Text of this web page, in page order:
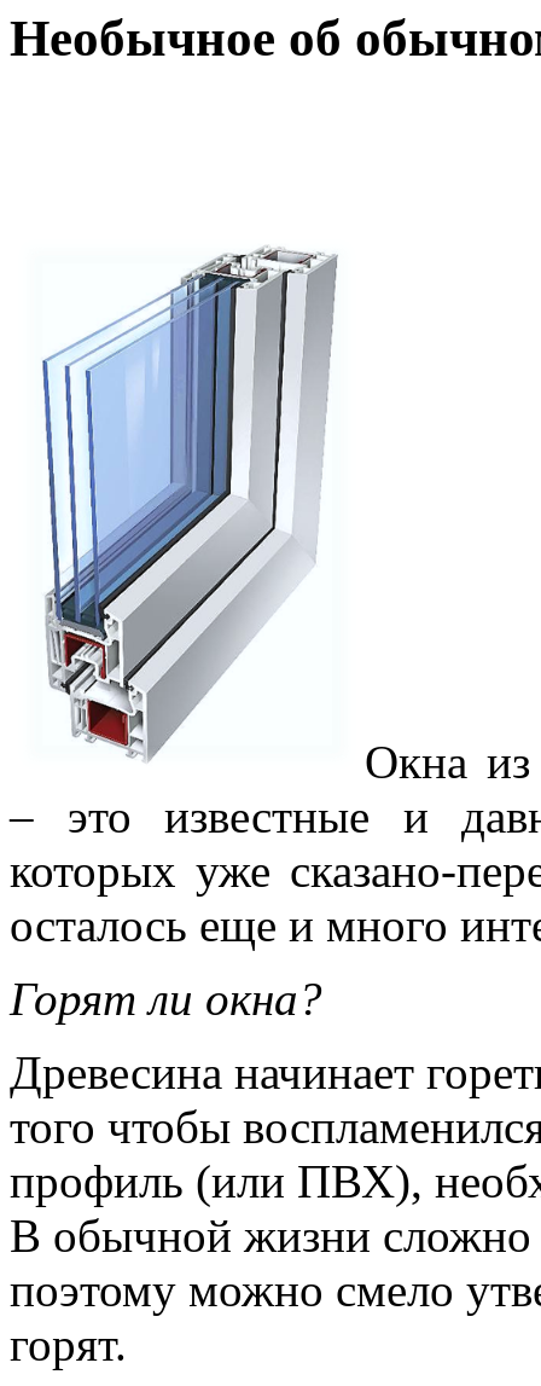
Необычное об
Окна из
– это известные и
которых уже сказано-
осталось еще и много
Горят ли окна?
Древесина начинает
того чтобы
профиль (или ПВХ),
В обычной жизни сложно
поэтому можно смело
горят.